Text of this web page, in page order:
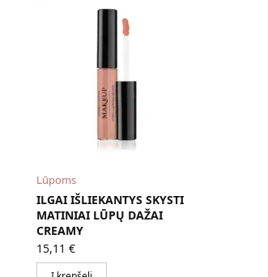
Lūpoms
ILGAI IŠLIEKANTYS SKYSTI
MATINIAI LŪPŲ DAŽAI
CREAMY
15,11€